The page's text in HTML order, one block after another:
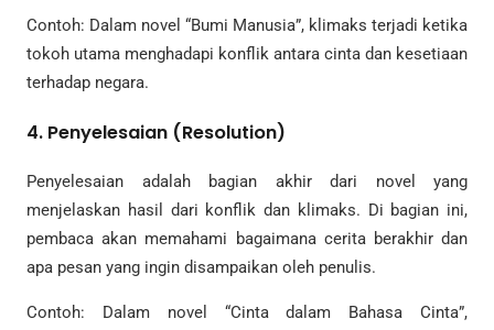
Contoh: Dalam novel “Bumi Manusia”, klimaks terjadi ketika
tokoh utama menghadapi konflik antara cinta dan kesetiaan
terhadap negara.
4. Penyelesaian (Resolution)
Penyelesaian adalah bagian akhir dari novel yang
menjelaskan hasil dari konflik dan klimaks. Di bagian ini,
pembaca akan memahami bagaimana cerita berakhir dan
apa pesan yang ingin disampaikan oleh penulis.
Contoh: Dalam novel “Cinta dalam Bahasa Cinta”,